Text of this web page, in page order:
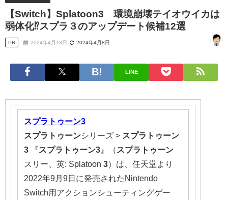
【Switch】Splatoon3 環境崩壊テイオウイカは
弱体化⁉スプラ３のアップデート候補12選
PR 2024年4月13日 2024年4月8日
LINE
スプラトゥーン3
スプラトゥーンシリーズ > スプラトゥーン
3 『スプラトゥーン3 』（ スプラトゥーン
スリー、英: Splatoon 3）は、任天堂より
2022年9月9日に発売されたNintendo
Switch用アクションシューティングゲー